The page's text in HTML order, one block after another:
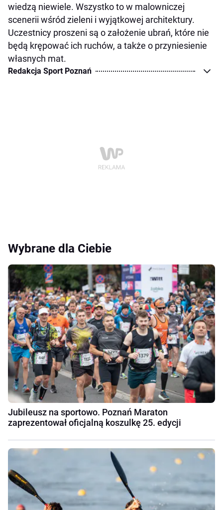
wiedzą niewiele. Wszystko to w malowniczej
scenerii wśród zieleni i wyjątkowej architektury.
Uczestnicy proszeni są o założenie ubrań, które nie
będą krępować ich ruchów, a także o przyniesienie
własnych mat.
Redakcja Sport Poznań
Wybrane dla Ciebie
Jubileusz na sportowo. Poznań Maraton
zaprezentował oficjalną koszulkę 25. edycji